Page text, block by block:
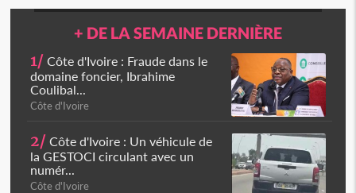
+ DE LA SEMAINE DERNIÈRE
1/ Côte d'Ivoire : Fraude dans le
domaine foncier, Ibrahime
Coulibal...
Côte d'Ivoire
2/ Côte d'Ivoire : Un véhicule de
la GESTOCI circulant avec un
numér...
Côte d'Ivoire